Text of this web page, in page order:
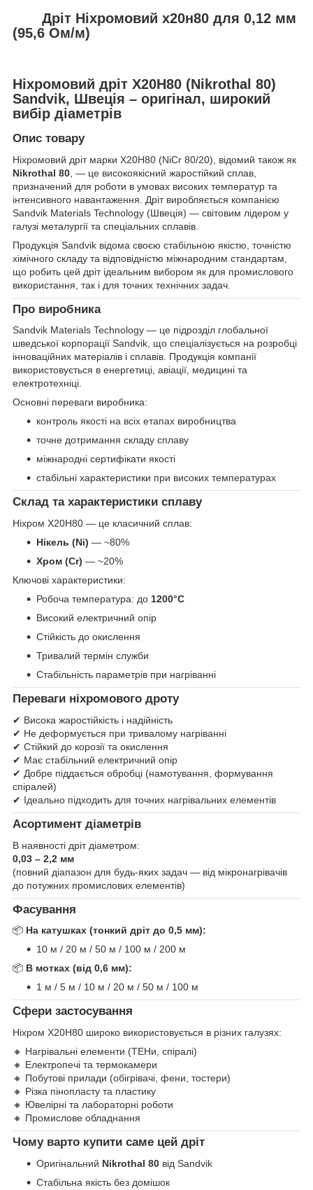
Дріт Ніхромовий х20н80 для 0,12 мм
(95,6 Ом/м)
Ніхромовий дріт Х20Н80 (Nikrothal 80)
Sandvik, Швеція – оригінал, широкий
вибір діаметрів
Опис товару
Ніхромовий дріт марки Х20Н80 (NiCr 80/20), відомий також як
Nikrothal 80 , — це високоякісний жаростійкий сплав,
призначений для роботи в умовах високих температур та
інтенсивного навантаження. Дріт виробляється компанією
Sandvik Materials Technology (Швеція) — світовим лідером у
галузі металургії та спеціальних сплавів.
Продукція Sandvik відома своєю стабільною якістю, точністю
хімічного складу та відповідністю міжнародним стандартам,
що робить цей дріт ідеальним вибором як для промислового
використання, так і для точних технічних задач.
Про виробника
Sandvik Materials Technology — це підрозділ глобальної
шведської корпорації Sandvik, що спеціалізується на розробці
інноваційних матеріалів і сплавів. Продукція компанії
використовується в енергетиці, авіації, медицині та
електротехніці.
Основні переваги виробника:
контроль якості на всіх етапах виробництва
точне дотримання складу сплаву
міжнародні сертифікати якості
стабільні характеристики при високих температурах
Склад та характеристики сплаву
Ніхром Х20Н80 — це класичний сплав:
Нікель (Ni) — ~80%
Хром (Cr) — ~20%
Ключові характеристики:
Робоча температура: до 1200°C
Високий електричний опір
Стійкість до окислення
Тривалий термін служби
Стабільність параметрів при нагріванні
Переваги ніхромового дроту
✔ Висока жаростійкість і надійність
✔ Не деформується при тривалому нагріванні
✔ Стійкий до корозії та окислення
✔ Має стабільний електричний опір
✔ Добре піддається обробці (намотування, формування
спіралей)
✔ Ідеально підходить для точних нагрівальних елементів
Асортимент діаметрів
В наявності дріт діаметром:
0,03 – 2,2 мм
(повний діапазон для будь-яких задач — від мікронагрівачів
до потужних промислових елементів)
Фасування
📦 На катушках (тонкий дріт до 0,5 мм):
10 м / 20 м / 50 м / 100 м / 200 м
📦 В мотках (від 0,6 мм):
1 м / 5 м / 10 м / 20 м / 50 м / 100 м
Сфери застосування
Ніхром Х20Н80 широко використовується в різних галузях:
🔸 Нагрівальні елементи (ТЕНи, спіралі)
🔸 Електропечі та термокамери
🔸 Побутові прилади (обігрівачі, фени, тостери)
🔸 Різка пінопласту та пластику
🔸 Ювелірні та лабораторні роботи
🔸 Промислове обладнання
Чому варто купити саме цей дріт
Оригінальний Nikrothal 80 від Sandvik
Стабільна якість без домішок